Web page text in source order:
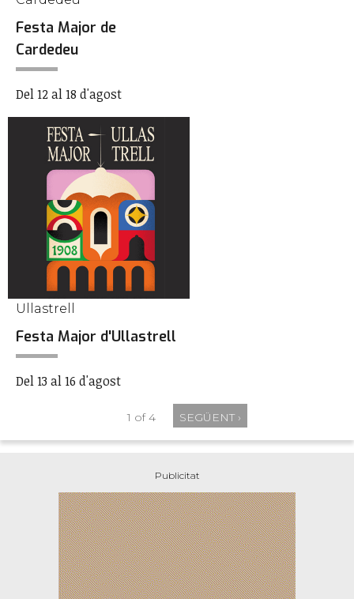
Festa Major de
Cardedeu
Del 12 al 18 d'agost
Ullastrell
Festa Major d'Ullastrell
Del 13 al 16 d'agost
1 of 4 SEGÜENT ›